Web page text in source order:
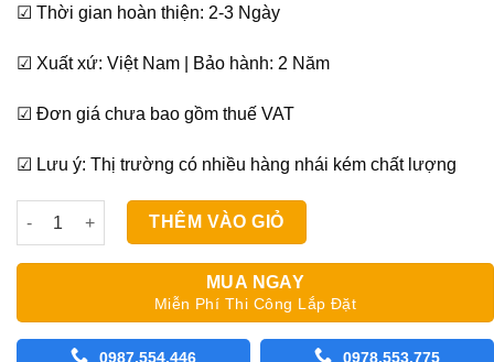
☑ Thời gian hoàn thiện: 2-3 Ngày
☑ Xuất xứ: Việt Nam | Bảo hành: 2 Năm
☑ Đơn giá chưa bao gồm thuế VAT
☑ Lưu ý: Thị trường có nhiều hàng nhái kém chất lượng
Mẫu Rèm Lá Dọc Văn Phòng Star Blinds A335 số lượng
THÊM VÀO GIỎ
MUA NGAY
Miễn Phí Thi Công Lắp Đặt
0987.554.446
0978.553.775